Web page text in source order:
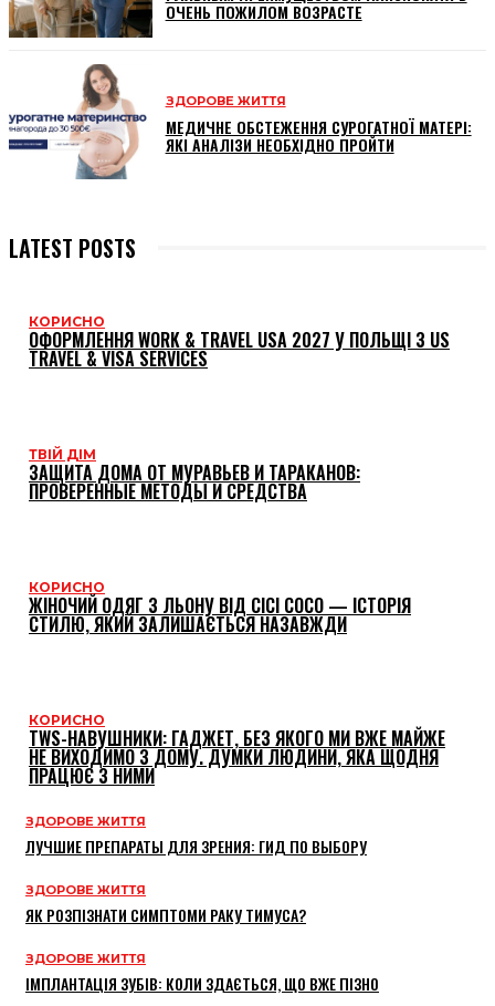
ОЧЕНЬ ПОЖИЛОМ ВОЗРАСТЕ
ЗДОРОВЕ ЖИТТЯ
МЕДИЧНЕ ОБСТЕЖЕННЯ СУРОГАТНОЇ МАТЕРІ:
ЯКІ АНАЛІЗИ НЕОБХІДНО ПРОЙТИ
LATEST POSTS
КОРИСНО
ОФОРМЛЕННЯ WORK & TRAVEL USA 2027 У ПОЛЬЩІ З US
TRAVEL & VISA SERVICES
ТВІЙ ДІМ
ЗАЩИТА ДОМА ОТ МУРАВЬЕВ И ТАРАКАНОВ:
ПРОВЕРЕННЫЕ МЕТОДЫ И СРЕДСТВА
КОРИСНО
ЖІНОЧИЙ ОДЯГ З ЛЬОНУ ВІД CICI COCO — ІСТОРІЯ
СТИЛЮ, ЯКИЙ ЗАЛИШАЄТЬСЯ НАЗАВЖДИ
КОРИСНО
TWS-НАВУШНИКИ: ГАДЖЕТ, БЕЗ ЯКОГО МИ ВЖЕ МАЙЖЕ
НЕ ВИХОДИМО З ДОМУ. ДУМКИ ЛЮДИНИ, ЯКА ЩОДНЯ
ПРАЦЮЄ З НИМИ
ЗДОРОВЕ ЖИТТЯ
ЛУЧШИЕ ПРЕПАРАТЫ ДЛЯ ЗРЕНИЯ: ГИД ПО ВЫБОРУ
ЗДОРОВЕ ЖИТТЯ
ЯК РОЗПІЗНАТИ СИМПТОМИ РАКУ ТИМУСА?
ЗДОРОВЕ ЖИТТЯ
ІМПЛАНТАЦІЯ ЗУБІВ: КОЛИ ЗДАЄТЬСЯ, ЩО ВЖЕ ПІЗНО